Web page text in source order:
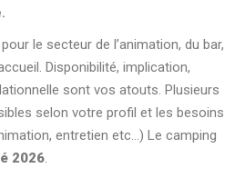
le secteur de l’animation, du bar,
Disponibilité, implication,
sont vos atouts. Plusieurs
selon votre profil et les besoins
entretien etc…) Le camping
2026.